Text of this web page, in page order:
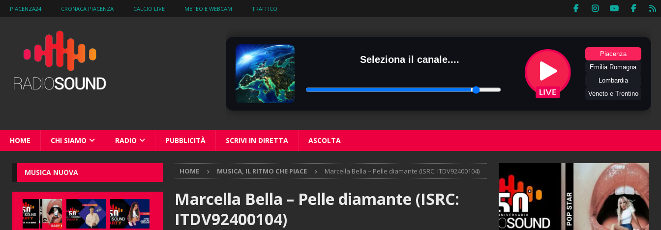
PIACENZA24 CRONACA PIACENZA CALCIO LIVE METEO E WEBCAM TRAFFICO
Seleziona il canale....
Piacenza
Emilia Romagna
Lombardia
Veneto e Trentino
HOME CHI SIAMO RADIO PUBBLICITÀ SCRIVI IN DIRETTA ASCOLTA
HOME MUSICA, IL RITMO CHE PIACE Marcella Bella – Pelle diamante (ISRC: ITDV92400104)
Marcella Bella – Pelle diamante (ISRC:
ITDV92400104)
MUSICA NUOVA